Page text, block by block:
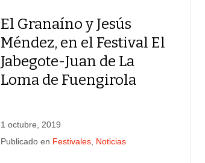
El Granaíno y Jesús
Méndez, en el Festival El
Jabegote-Juan de La
Loma de Fuengirola
1 octubre, 2019
Publicado en Festivales Noticias